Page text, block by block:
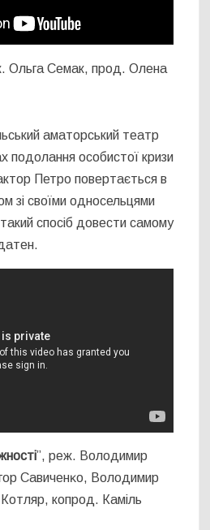
Ольга Семак, прод. Олена
аматорський театр
подолання особистої кризи
Петро повертається в
зі своїми односельцями
спосіб довести самому
”, реж. Володимир
Савиченĸо, Володимир
копрод. Каміль